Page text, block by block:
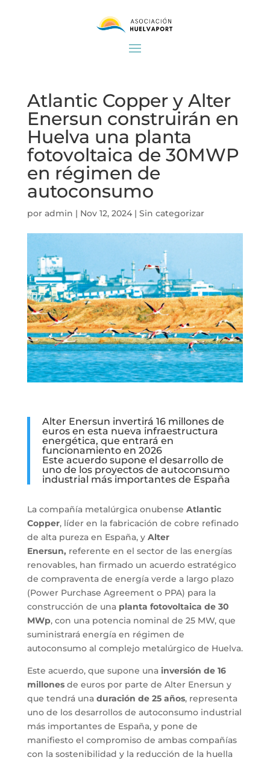
Atlantic Copper y Alter
Enersun construirán en
Huelva una planta
fotovoltaica de 30MWP
en régimen de
autoconsumo
por admin | Nov 12, 2024| Sin categorizar
Alter Enersun invertirá 16 millones de
euros en esta nueva infraestructura
energética, que entrará en
funcionamiento en 2026
Este acuerdo supone el desarrollo de
uno de los proyectos de autoconsumo
industrial más importantes de España
La compañía metalúrgica onubense Atlantic
Copper, líder en la fabricación de cobre refinado
de alta pureza en España, y Alter
Enersun, referente en el sector de las energías
renovables, han firmado un acuerdo estratégico
de compraventa de energía verde a largo plazo
(Power Purchase Agreement o PPA) para la
construcción de unaplanta fotovoltaica de 30
MWp, con una potencia nominal de 25 MW, que
suministrará energía en régimen de
autoconsumo al complejo metalúrgico de Huelva.
Este acuerdo, que supone unainversión de 16
millonesde euros por parte de Alter Enersun y
que tendrá una duración de 25 años, representa
uno de los desarrollos de autoconsumo industrial
más importantes de España, y pone de
manifiesto el compromiso de ambas compañías
con la sostenibilidad y la reducción de la huella